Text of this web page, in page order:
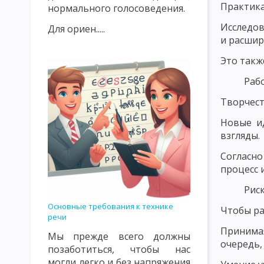
ПРЕПОДАВАНИЯ И ОБУЧЕНИЯ КАК КАТЕГОРИИ ДИДАКТИКИ
УЧЕБНЫЙ ПЛАН, УЧЕБНАЯ ПРОГРАММА, УЧЕБНАЯ
ОБЩАЯ ДИДАКТИКА И ЕЕ СОВРЕМЕННЫЕ ПРОБЛЕМЫ
МОДЕЛЬ ОБРАЗОВАТЕЛЬНОГО ПРОЦЕССА
СТИМУЛИРУЮЩЕЕ-МОТИВАЦИОННЫЙ КОМПОНЕНТ УЧЕБНОГО
ОЦЕНОЧНОСТНО-РЕЗУЛЬТАТИВНЫЙ КОМПОНЕНТ УЧЕБНОГО
СУЩНОСТЬ ДИДАКТИЧЕСКОГО ПРОЦЕССА СИСТЕМЫ ОБУЧЕНИЯ
ВОСПИТАТЕЛЬНАЯ И РАЗВИВАЮЩАЯ ФУНКЦИЯ УЧЕБНОГО
СОВРЕМЕННЫЕ ДИДАКТИЧЕСКИЕ СИСТЕМЫ
РАЗВЕТВЛЕННОЕ И СМЕШАННОЕ ПРОГРАММИРОВАНИЕ.
нормального голосоведения.
Для ориен.....
Основные требования к технике
речи
Мы прежде всего должны
позаботиться, чтобы нас
и
Это
Новые
взгляды.
процесс
Чтобы